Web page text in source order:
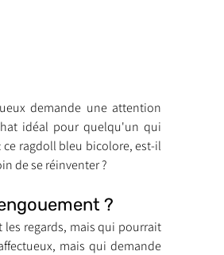
demande une attention
idéal pour quelqu'un qui
ragdoll bleu bicolore, est-il
de se réinventer ?
?
regards, mais qui pourrait
mais qui demande